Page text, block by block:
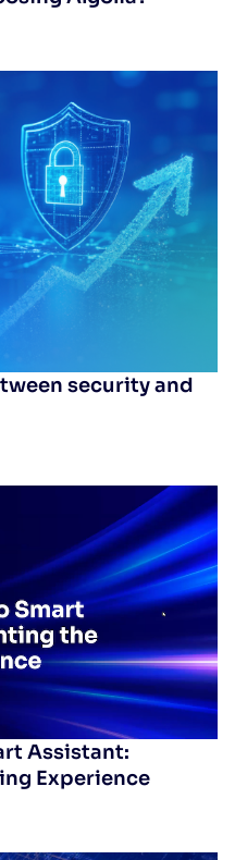
security and
Assistant:
Experience